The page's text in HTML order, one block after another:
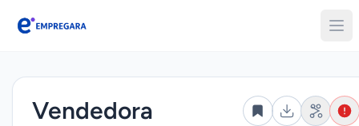
Empregara
Vendedora